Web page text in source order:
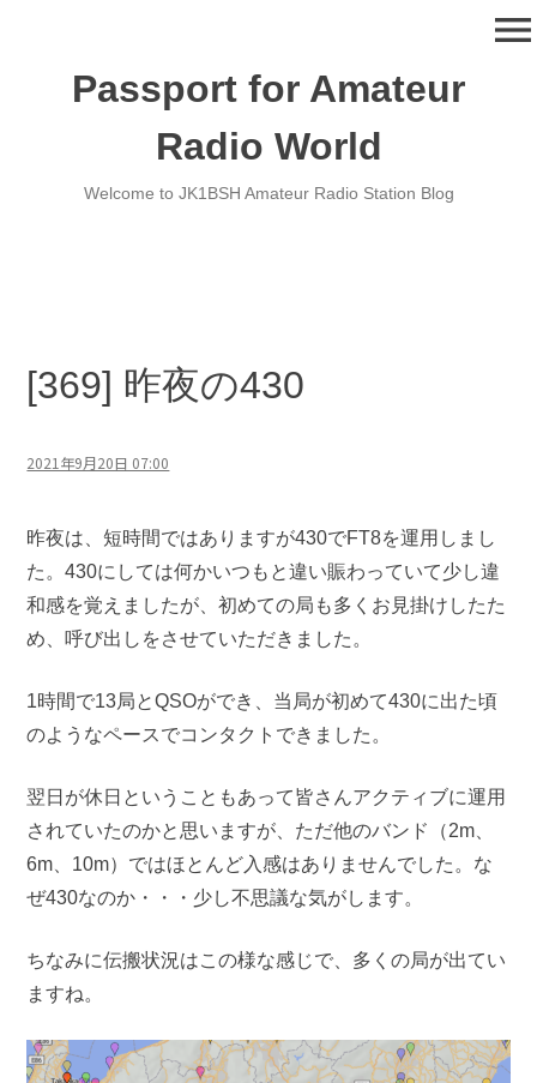
Passport for Amateur
Radio World
Welcome to JK1BSH Amateur Radio Station Blog
menu
[369] 昨夜の430
2021年9月20日 07:00
昨夜は、短時間ではありますが430でFT8を運用しまし
た。430にしては何かいつもと違い賑わっていて少し違
和感を覚えましたが、初めての局も多くお見掛けしたた
め、呼び出しをさせていただきました。
1時間で13局とQSOができ、当局が初めて430に出た頃
のようなペースでコンタクトできました。
翌日が休日ということもあって皆さんアクティブに運用
されていたのかと思いますが、ただ他のバンド（2m、
6m、10m）ではほとんど入感はありませんでした。な
ぜ430なのか・・・少し不思議な気がします。
ちなみに伝搬状況はこの様な感じで、多くの局が出てい
ますね。